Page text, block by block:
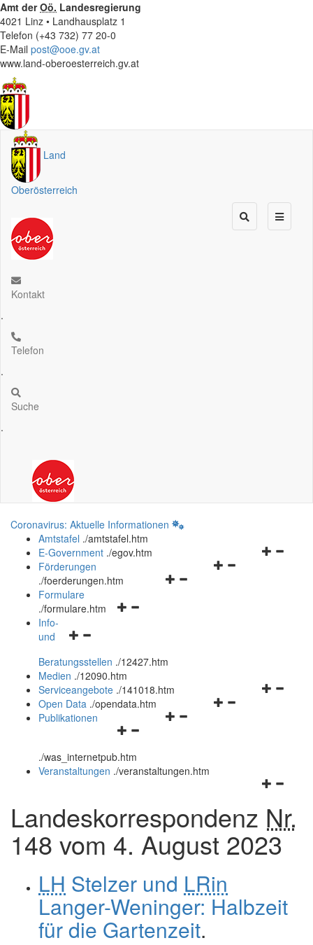
Amt derOö. Landesregierung
4021 Linz • Landhausplatz 1
Telefon (+43 732) 77 20-0
E-Mail post@ooe.gv.at
www.land-oberoesterreich.gv.at
Land
Oberösterreich
Kontakt
.
Telefon
.
Suche
.
Coronavirus: Aktuelle Informationen
Amtstafel ./amtstafel.htm
Navigationsmenü
E-Government ./egov.htm
Navigationsmenü
Förderungen
./foerderungen.htm
Navigationsmenü
Formulare
./formulare.htm
Navigationsmenü
und
schließen
Info-
und
Beratungsstellen ./12427.htm
Medien ./12090.htm
Navigationsmenü
Serviceangebote ./141018.htm
Navigationsmenü
Open Data ./opendata.htm
Navigationsmenü
und
schließen
Publikationen
./was_internetpub.htm
und
schließen
Veranstaltungen ./veranstaltungen.htm
Landeskorrespondenz Nr.
148 vom 4. August 2023
LH Stelzer und LRin
Langer-Weninger: Halbzeit
für die Gartenzeit.